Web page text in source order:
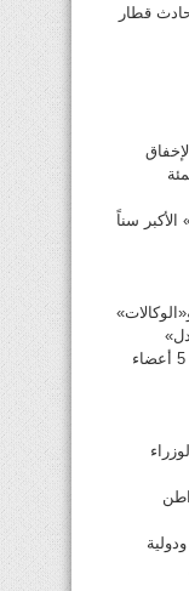
قطار
سناً
مفاجأة النظام الأساسي: اتحاد القدم من 5 أعضاء